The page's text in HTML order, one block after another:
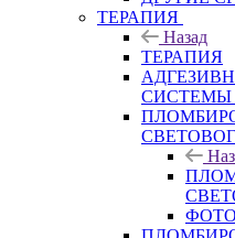
ТЕРАПИЯ
Назад
ТЕРАПИЯ
СИСТЕМЫ